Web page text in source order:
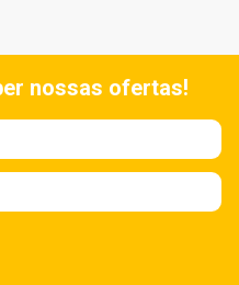
nossas ofertas!